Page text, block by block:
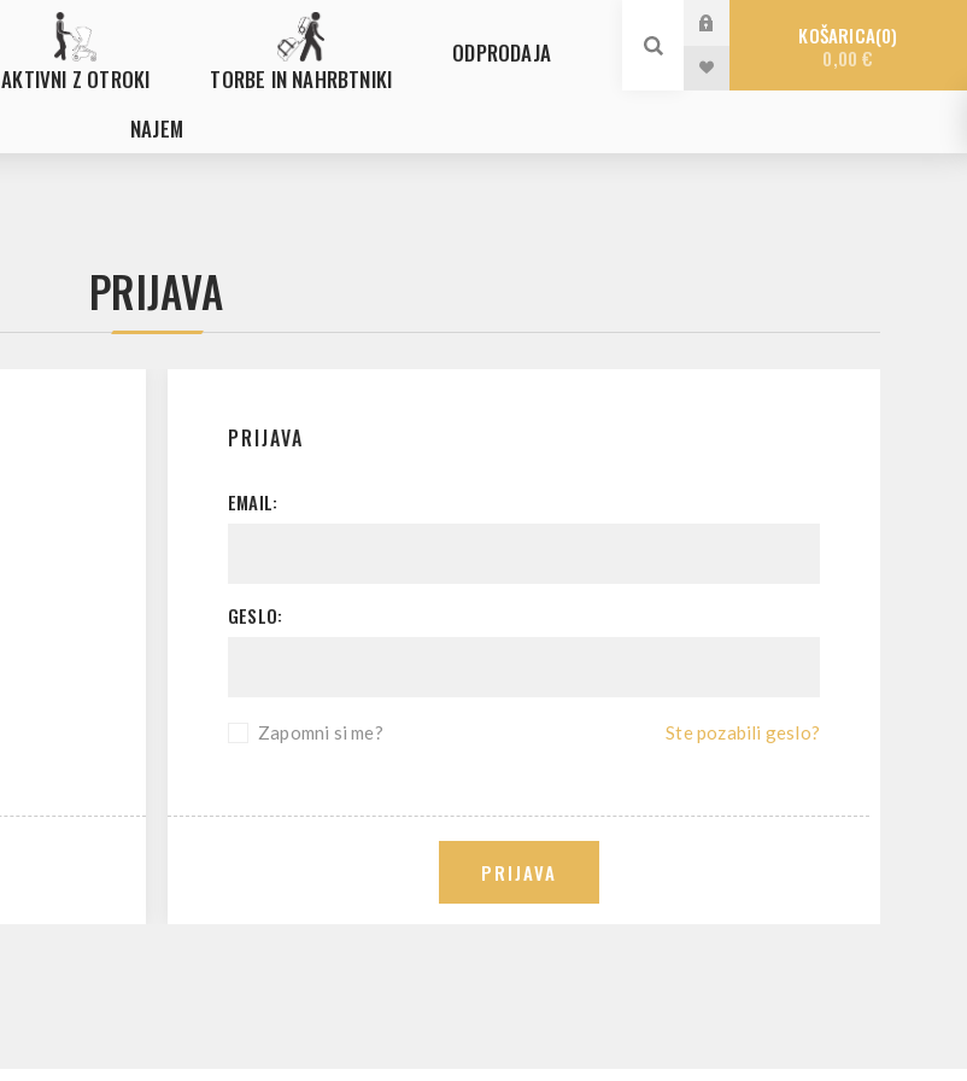
AKTIVNI Z OTROKI TORBE IN NAHRBTNIKI
ODPRODAJA
NAJEM
KOŠARICA 0
0,00 €
PRIJAVA
PRIJAVA
EMAIL:
GESLO:
Zapomni si me? Ste pozabili geslo?
PRIJAVA